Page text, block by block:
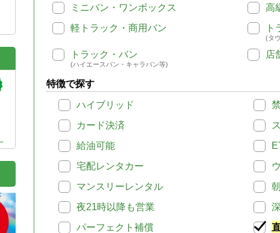
ミニバン・ワンボックス
高
軽トラック・商用バン
ト
(タ
トラック・バン
(ハイエースバン・キャラバン等)
店
特徴で探す
ハイブリッド
カード決済
給油可能
宅配レンタカー
マンスリーレンタル
夜21時以降も営業
パーフェクト補償